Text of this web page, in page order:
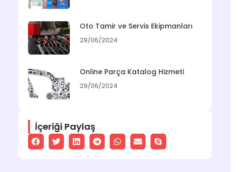
Oto Tamir ve Servis Ekipmanları
29/06/2024
Online Parça Katalog Hizmeti
29/06/2024
İçeriği Paylaş